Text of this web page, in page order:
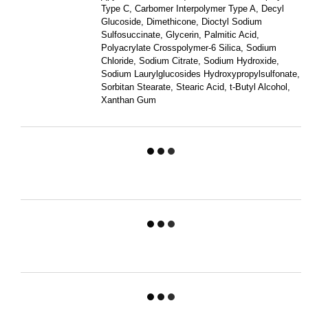
Type C, Carbomer Interpolymer Type A, Decyl
Glucoside, Dimethicone, Dioctyl Sodium
Sulfosuccinate, Glycerin, Palmitic Acid,
Polyacrylate Crosspolymer-6 Silica, Sodium
Chloride, Sodium Citrate, Sodium Hydroxide,
Sodium Laurylglucosides Hydroxypropylsulfonate,
Sorbitan Stearate, Stearic Acid, t-Butyl Alcohol,
Xanthan Gum